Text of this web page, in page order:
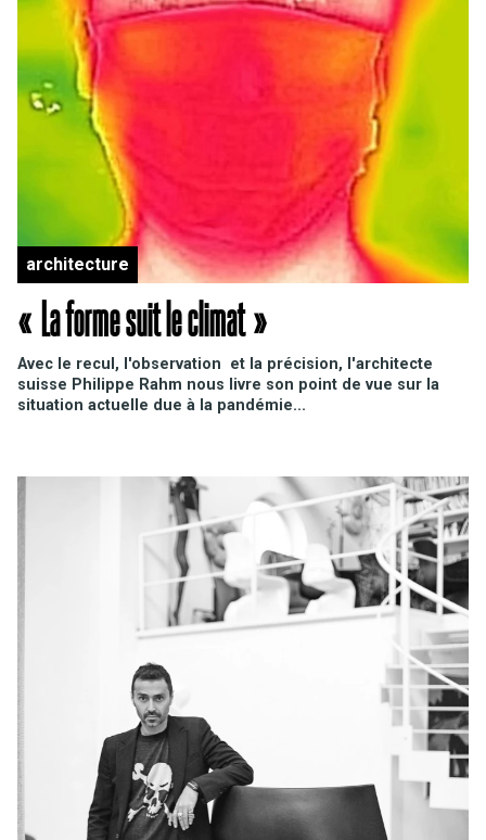
architecture
« La forme suit le climat »
Avec le recul, l'observation et la précision, l'architecte
suisse Philippe Rahm nous livre son point de vue sur la
situation actuelle due à la pandémie...